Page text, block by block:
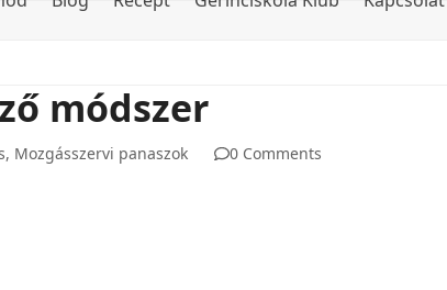
módszer
, Mozgásszervi panaszok 0 Comments